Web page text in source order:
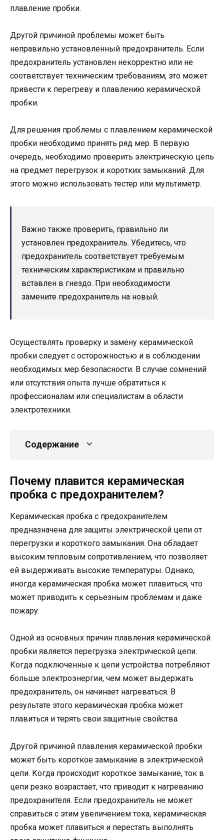
плавление пробки.
Другой причиной проблемы может быть
неправильно установленный предохранитель. Если
предохранитель установлен некорректно или не
соответствует техническим требованиям, это может
привести к перегреву и плавлению керамической
пробки.
Для решения проблемы с плавлением керамической
пробки необходимо принять ряд мер. В первую
очередь, необходимо проверить электрическую цепь
на предмет перегрузок и коротких замыканий. Для
этого можно использовать тестер или мультиметр.
Важно также проверить, правильно ли
установлен предохранитель. Убедитесь, что
предохранитель соответствует требуемым
техническим характеристикам и правильно
вставлен в гнездо. При необходимости
замените предохранитель на новый.
Осуществлять проверку и замену керамической
пробки следует с осторожностью и в соблюдении
необходимых мер безопасности. В случае сомнений
или отсутствия опыта лучше обратиться к
профессионалам или специалистам в области
электротехники.
Содержание
Почему плавится керамическая
пробка с предохранителем?
Керамическая пробка с предохранителем
предназначена для защиты электрической цепи от
перегрузки и короткого замыкания. Она обладает
высоким тепловым сопротивлением, что позволяет
ей выдерживать высокие температуры. Однако,
иногда керамическая пробка может плавиться, что
может приводить к серьезным проблемам и даже
пожару.
Одной из основных причин плавления керамической
пробки является перегрузка электрической цепи.
Когда подключенные к цепи устройства потребляют
больше электроэнергии, чем может выдержать
предохранитель, он начинает нагреваться. В
результате этого керамическая пробка может
плавиться и терять свои защитные свойства.
Другой причиной плавления керамической пробки
может быть короткое замыкание в электрической
цепи. Когда происходит короткое замыкание, ток в
цепи резко возрастает, что приводит к нагреванию
предохранителя. Если предохранитель не может
справиться с этим увеличением тока, керамическая
пробка может плавиться и перестать выполнять